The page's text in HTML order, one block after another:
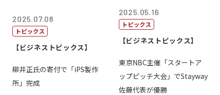
2025.07.08
トピックス
【ビジネストピックス】
柳井正氏の寄付で「iPS製作
所」完成
2025.05.16
トピックス
【ビジネストピックス】
東京NBC主催「スタートア
ップピッチ大会」でStayway
佐藤代表が優勝